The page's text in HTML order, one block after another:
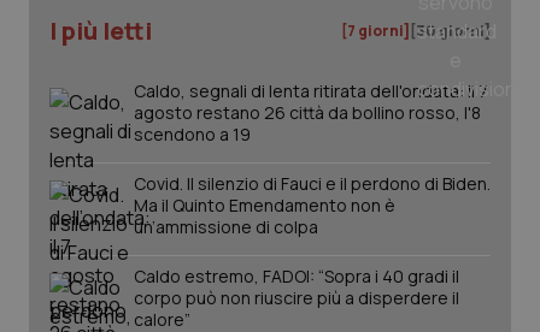
I più letti [7 giorni] [30 giorni]
Caldo, segnali di lenta ritirata dell'ondata: il 7
agosto restano 26 città da bollino rosso, l'8
scendono a 19
Covid. Il silenzio di Fauci e il perdono di Biden.
Ma il Quinto Emendamento non è
un’ammissione di colpa
Caldo estremo, FADOI: “Sopra i 40 gradi il
corpo può non riuscire più a disperdere il
calore”
tracking-enable
tracking-sites-ironfish-
_ga
Google LLC
.quotidianosanita.it